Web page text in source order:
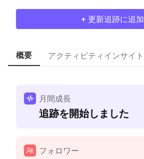
+ 更新追跡に追加
概要 アクティビティインサイト
月間成長
追跡を開始しました
フォロワー